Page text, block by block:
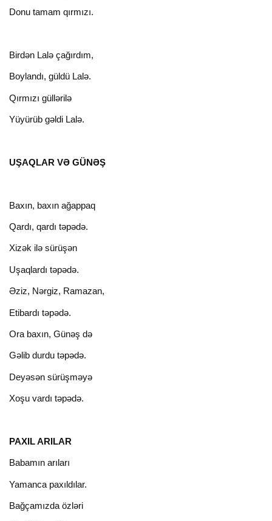
Donu tamam qırmızı.
Birdən Lalə çağırdım,
Boylandı, güldü Lalə.
Qırmızı güllərilə
Yüyürüb gəldi Lalə.
UŞAQLAR VƏ GÜNƏŞ
Вахın, baxın ağappaq
Qardı, qardı təpədə.
Xizək ilə sürüşən
Uşaqlardı təpədə.
Əziz, Nərgiz, Ramazan,
Etibardı təpədə.
Ora baxın, Günəş də
Gəlib durdu təpədə.
Deyəsən sürüşməyə
Xoşu vardı təpədə.
PAXIL ARILAR
Babamın arıları
Yamanca paxıldılar.
Bağçamızda özləri